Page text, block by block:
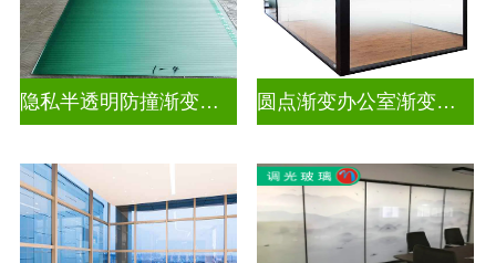
隐私半透明防撞渐变装饰玻璃 圆点渐变办公室渐变玻璃